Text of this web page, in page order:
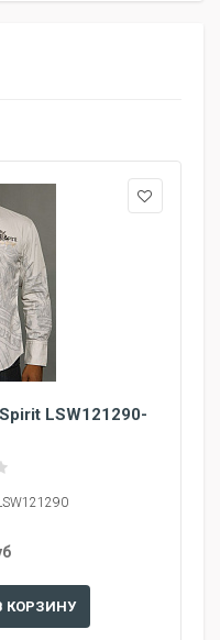
LSW121290-
КОРЗИНУ